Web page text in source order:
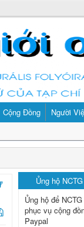
Cộng Đồng Người
Ủng hộ NCTG
Ủng hộ để
phục vụ cộng
Paypal